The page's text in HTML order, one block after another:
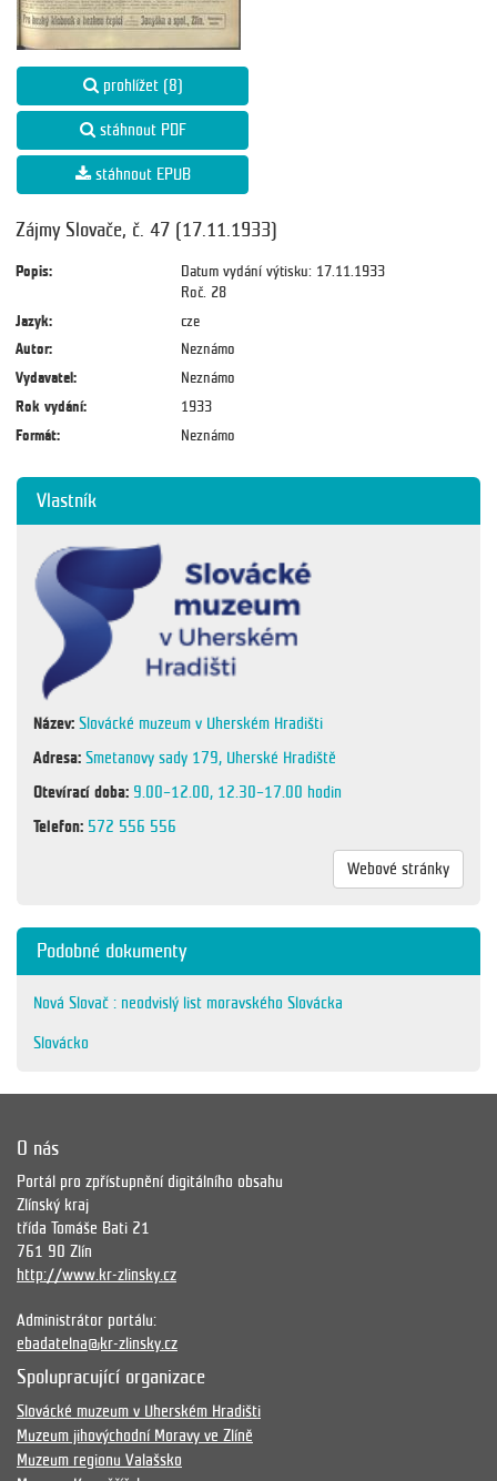
prohlížet (8)
stáhnout PDF
stáhnout EPUB
Zájmy Slovače, č. 47 (17.11.1933)
Popis:
Datum vydání výtisku: 17.11.1933
Roč. 28
Jazyk:
cze
Autor:
Neznámo
Vydavatel:
Neznámo
Rok vydání:
1933
Formát:
Neznámo
Vlastník
Název: Slovácké muzeum v Uherském Hradišti
Adresa: Smetanovy sady 179, Uherské Hradiště
Otevírací doba: 9.00–12.00, 12.30–17.00 hodin
Telefon: 572 556 556
Webové stránky
Podobné dokumenty
Nová Slovač : neodvislý list moravského Slovácka
Slovácko
O nás
Portál pro zpřístupnění digitálního obsahu
Zlínský kraj
třída Tomáše Bati 21
761 90 Zlín
http://www.kr-zlinsky.cz
Administrátor portálu:
ebadatelna@kr-zlinsky.cz
Spolupracující organizace
Slovácké muzeum v Uherském Hradišti
Muzeum jihovýchodní Moravy ve Zlíně
Muzeum regionu Valašsko